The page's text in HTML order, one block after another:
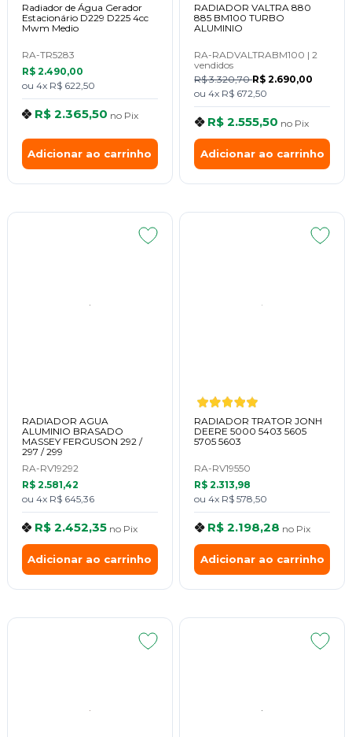
Radiador de Água Gerador
Estacionário D229 D225 4cc
Mwm Medio
RA-TR5283
R$ 2.490,00
ou 4x R$ 622,50
R$ 2.365,50 no Pix
Adicionar ao carrinho
RADIADOR VALTRA 880
885 BM100 TURBO
ALUMINIO
RA-RADVALTRABM100 | 2
vendidos
R$ 3.320,70R$ 2.690,00
ou 4x R$ 672,50
R$ 2.555,50 no Pix
Adicionar ao carrinho
RADIADOR AGUA
ALUMINIO BRASADO
MASSEY FERGUSON 292 /
297 / 299
RA-RV19292
R$ 2.581,42
ou 4x R$ 645,36
R$ 2.452,35 no Pix
Adicionar ao carrinho
RADIADOR TRATOR JONH
DEERE 5000 5403 5605
5705 5603
RA-RV19550
R$ 2.313,98
ou 4x R$ 578,50
R$ 2.198,28 no Pix
Adicionar ao carrinho